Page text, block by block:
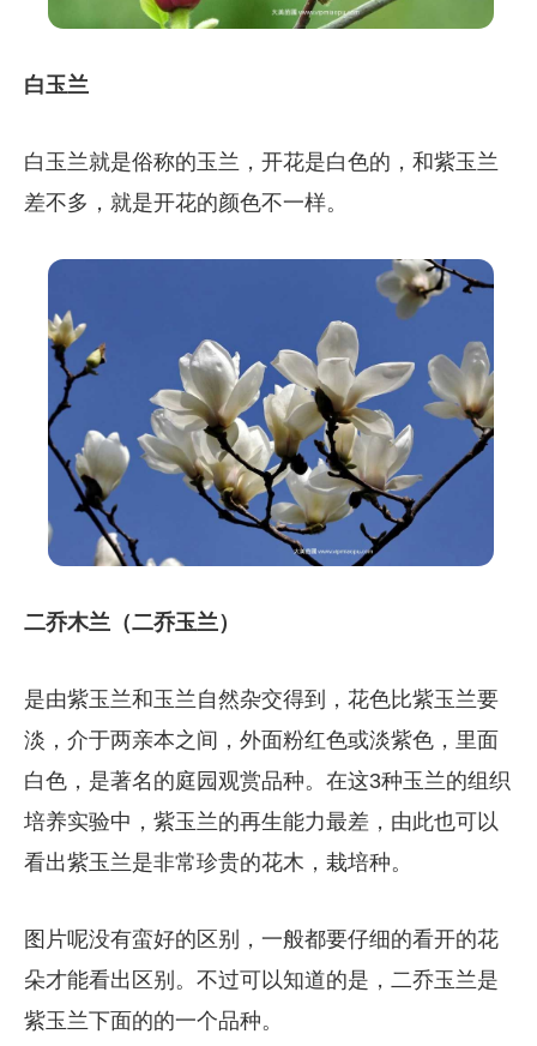
白玉兰
白玉兰就是俗称的玉兰，开花是白色的，和紫玉兰
差不多，就是开花的颜色不一样。
二乔木兰（二乔玉兰）
是由紫玉兰和玉兰自然杂交得到，花色比紫玉兰要
淡，介于两亲本之间，外面粉红色或淡紫色，里面
白色，是著名的庭园观赏品种。在这3种玉兰的组织
培养实验中，紫玉兰的再生能力最差，由此也可以
看出紫玉兰是非常珍贵的花木，栽培种。
图片呢没有蛮好的区别，一般都要仔细的看开的花
朵才能看出区别。不过可以知道的是，二乔玉兰是
紫玉兰下面的的一个品种。